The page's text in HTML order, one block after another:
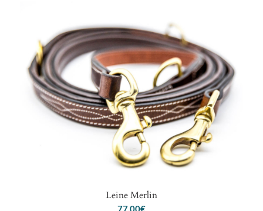
Leine Merlin
77,00€